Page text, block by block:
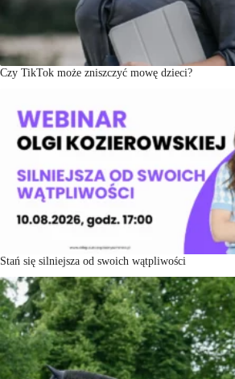
Czy TikTok może zniszczyć mowę dzieci?
Stań się silniejsza od swoich wątpliwości